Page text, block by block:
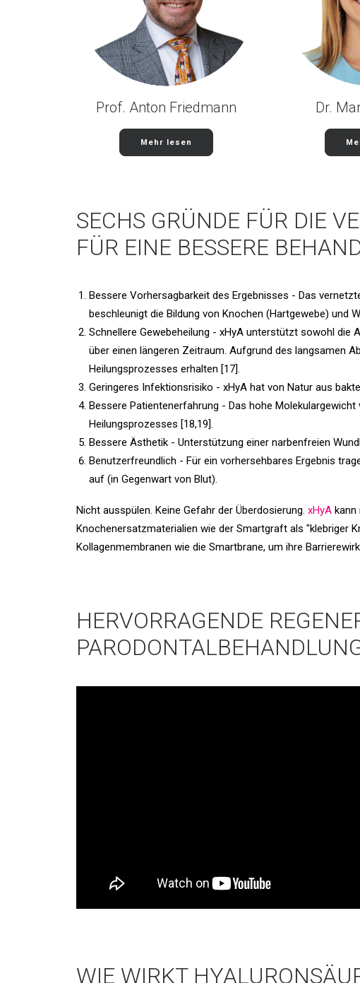
Prof. Anton Friedmann
Mehr lesen
Dr.
SECHS GRÜNDE FÜR DIE
FÜR EINE BESSERE
Bessere Vorhersagbarkeit des Ergebnisses - Das
beschleunigt die Bildung von Knochen (Hartgewebe) und
Schnellere Gewebeheilung - xHyA unterstützt sowohl die
über einen längeren Zeitraum. Aufgrund des langsamen
Heilungsprozesses erhalten [17].
Geringeres Infektionsrisiko - xHyA hat von Natur aus
Bessere Patientenerfahrung - Das hohe
Heilungsprozesses [18,19].
Bessere Ästhetik - Unterstützung einer narbenfreien
Benutzerfreundlich - Für ein vorhersehbares Ergebnis
auf (in Gegenwart von Blut).
Nicht ausspülen. Keine Gefahr der Überdosierung. xHyA kann
Knochenersatzmaterialien wie der Smartgraft als "klebriger
Kollagenmembranen wie die Smartbrane, um ihre
HERVORRAGENDE
WIE WIRKT